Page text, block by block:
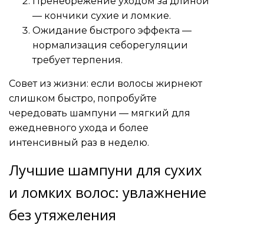
— кончики сухие и ломкие.
Ожидание быстрого эффекта —
нормализация себорегуляции
требует терпения.
Совет из жизни: если волосы жирнеют
слишком быстро, попробуйте
чередовать шампуни — мягкий для
ежедневного ухода и более
интенсивный раз в неделю.
Лучшие шампуни для сухих
и ломких волос: увлажнение
без утяжеления